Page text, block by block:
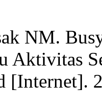
NM.
Aktivitas
[Internet].